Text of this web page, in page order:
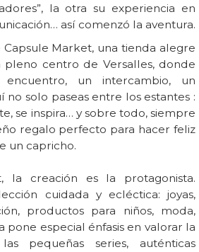
la otra su experiencia en
así comenzó la aventura.
Market, una tienda alegre
centro de Versalles, donde
un intercambio, un
no solo paseas entre los estantes :
se inspira… y sobre todo, siempre
regalo perfecto para hacer feliz
un capricho.
la creación es la protagonista.
cuidada y ecléctica: joyas,
productos para niños, moda,
pone especial énfasis en valorar la
pequeñas series, auténticas